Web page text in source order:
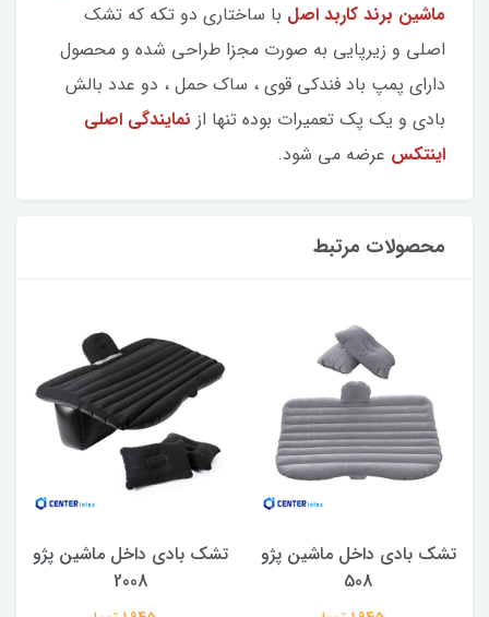
ماشین برند کاربد اصل با ساختاری دو تکه که تشک
اصلی و زیرپایی به صورت مجزا طراحی شده و محصول
دارای پمپ باد فندکی قوی ، ساک حمل ، دو عدد بالش
بادی و یک پک تعمیرات بوده تنها از نمایندگی اصلی
اینتکس عرضه می شود.
محصولات مرتبط
تشک بادی داخل ماشین پژو
508
تشک بادی داخل ماشین پژو
2008